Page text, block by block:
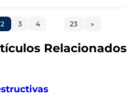
la
2 Ir a la
página
3 Ir a la
página
4 Ir a la
página
23Siguiente
página
»
Relacionados